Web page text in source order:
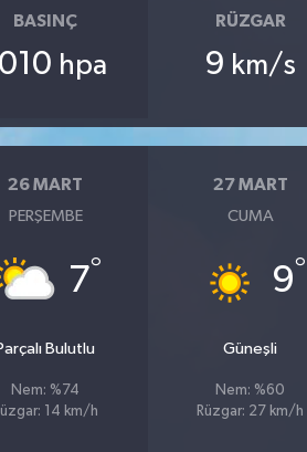
BASINÇ
hpa
RÜZGAR
9 km/s
26 MART
PERŞEMBE
7°
Bulutlu
Nem: %74
14 km/h
27 MART
CUMA
9°
Güneşli
Nem: %60
Rüzgar: 27 km/h